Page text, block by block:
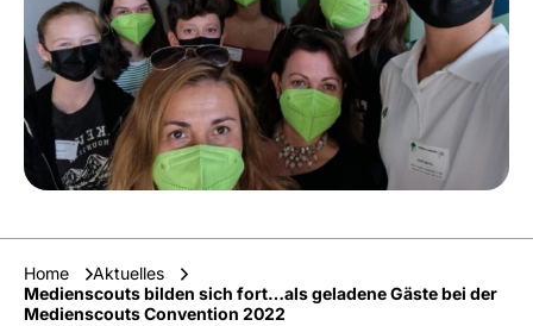
Home
Aktuelles
Medienscouts bilden sich fort…als geladene Gäste bei der
Medienscouts Convention 2022